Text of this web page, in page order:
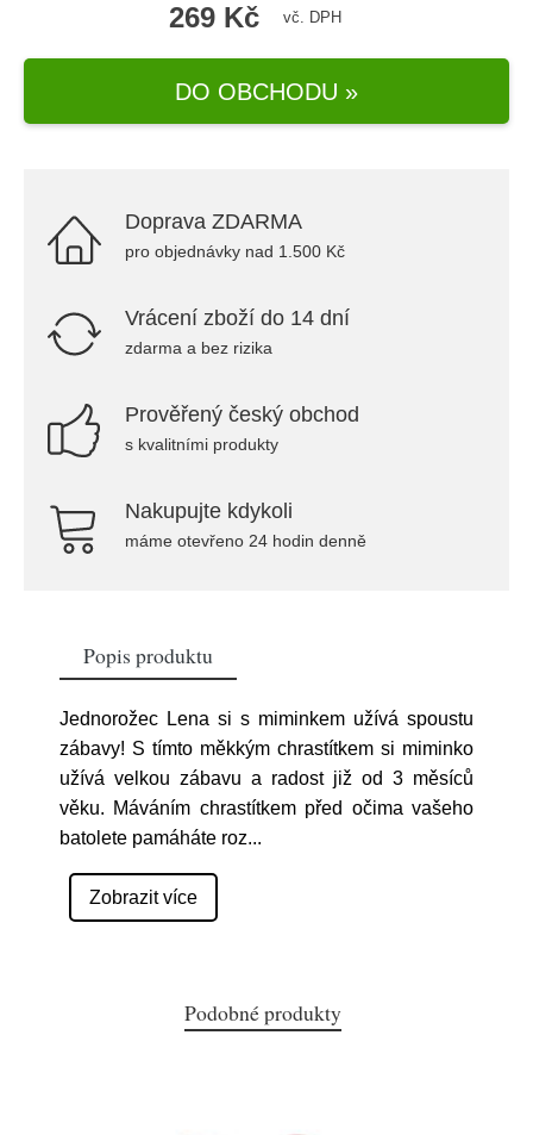
269 Kč vč. DPH
DO OBCHODU »
Doprava ZDARMA
pro objednávky nad 1.500 Kč
Vrácení zboží do 14 dní
zdarma a bez rizika
Prověřený český obchod
s kvalitními produkty
Nakupujte kdykoli
máme otevřeno 24 hodin denně
Popis produktu
Jednorožec Lena si s miminkem užívá spoustu
zábavy! S tímto měkkým chrastítkem si miminko
užívá velkou zábavu a radost již od 3 měsíců
věku. Máváním chrastítkem před očima vašeho
batolete pamáháte roz...
Zobrazit více
Podobné produkty